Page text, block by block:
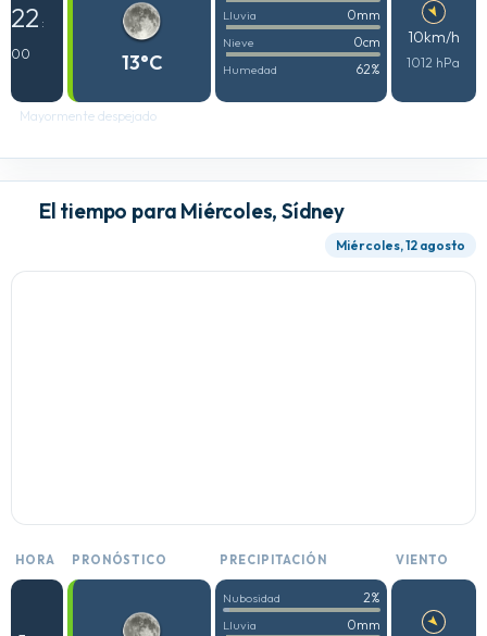
22 :
00
13°C
Lluvia 0mm
Nieve 0cm
Humedad 62%
10km/h
1012 hPa
Mayormente despejado
El tiempo para Miércoles, Sídney
Miércoles, 12 agosto
HORA PRONÓSTICO PRECIPITACIÓN VIENTO
Nubosidad 2%
Lluvia 0mm